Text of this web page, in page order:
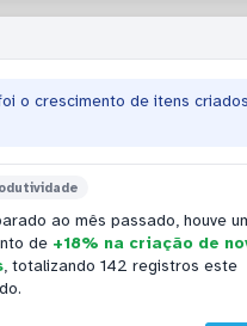
existem 23 itenscom
no quadro Comercial
principalmente na fase
o crescimento de itens
ao mês passado, houve
de +18% na criação de
, totalizando 142 registros este
Mariana, Carlos e
com 45, 38 e 31 conversas
respectivamente nas
médio entre atualizações de
da equipe é de4,2
prioritários.